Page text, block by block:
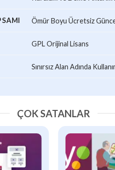
Ömür Boyu Ücretsiz
GPL Orijinal Lisans
Sınırsız Alan Adında
ÇOK SATANLAR